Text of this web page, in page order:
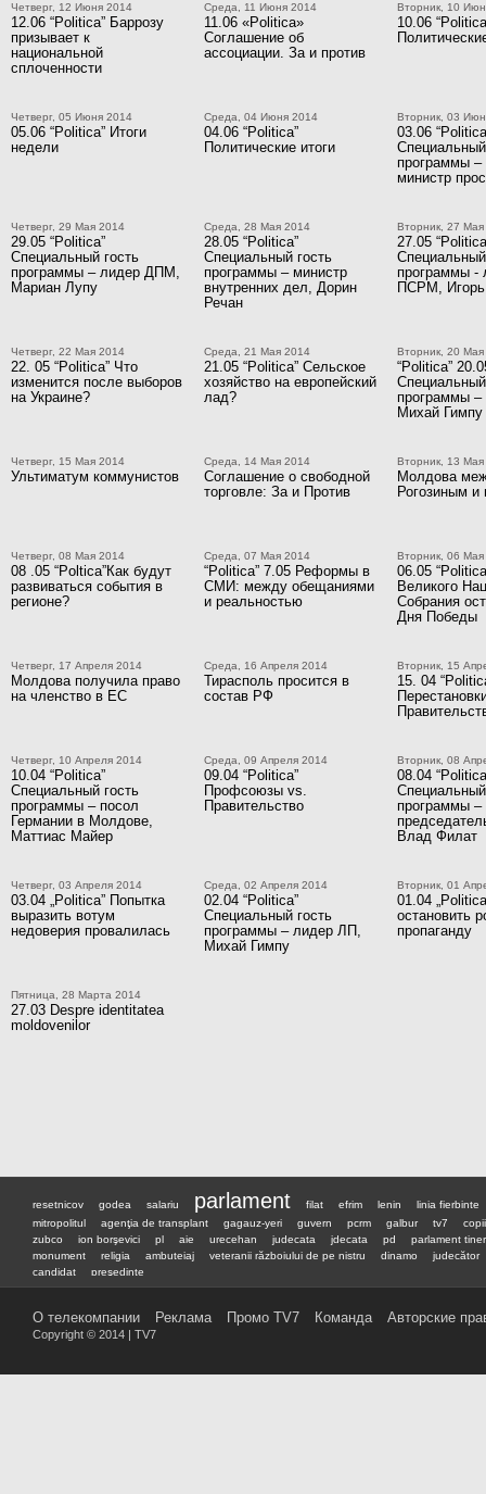
Четверг, 12 Июня 2014
12.06 “Politica” Баррозу
призывает к
национальной
сплоченности
Среда, 11 Июня 2014
11.06 «Politica»
Соглашение об
ассоциации. За и против
Вторник, 10
10.06
Четверг, 05 Июня 2014
05.06 “Politica” Итоги
недели
Среда, 04 Июня 2014
04.06 “Politica”
Политические итоги
Вторник, 03
03.06
Специальный
программы
министр
Четверг, 29 Мая 2014
29.05 “Politica”
Специальный гость
программы – лидер ДПМ,
Мариан Лупу
Среда, 28 Мая 2014
28.05 “Politica”
Специальный гость
программы – министр
внутренних дел, Дорин
Речан
Вторник, 27
27.05
Специальный
программы -
ПСРМ,
Четверг, 22 Мая 2014
22. 05 “Politica” Что
изменится после выборов
на Украине?
Среда, 21 Мая 2014
21.05 “Politica” Сельское
хозяйство на европейский
лад?
Вторник, 20
“Politica”
Специальный
программы
Михай Гимпу
Четверг, 15 Мая 2014
Ультиматум коммунистов
Среда, 14 Мая 2014
Соглашение о свободной
торговле: За и Против
Вторник, 13
Молдова
Рогозиным
Четверг, 08 Мая 2014
08 .05 “Poltica”Как будут
развиваться события в
регионе?
Среда, 07 Мая 2014
“Politica” 7.05 Реформы в
СМИ: между обещаниями
и реальностью
Вторник, 06
06.05
Великого
Собрания
Дня Победы
Четверг, 17 Апреля 2014
Молдова получила право
на членство в ЕС
Среда, 16 Апреля 2014
Тирасполь просится в
состав РФ
Вторник, 15
15. 04
Четверг, 10 Апреля 2014
10.04 “Politica”
Специальный гость
программы – посол
Германии в Молдове,
Маттиас Майер
Среда, 09 Апреля 2014
09.04 “Politica”
Профсоюзы vs.
Правительство
Вторник, 08
08.04
Специальный
программы –
Влад Филат
Четверг, 03 Апреля 2014
03.04 „Politica” Попытка
выразить вотум
недоверия провалилась
Среда, 02 Апреля 2014
02.04 “Politica”
Специальный гость
программы – лидер ЛП,
Михай Гимпу
Вторник, 01
01.04
остановить
пропаганду
Пятница, 28 Марта 2014
27.03 Despre identitatea
moldovenilor
resetnicov godea salariu parlament filat efrim lenin
linia fierbinte
mitropolitul
agenţia de transplant gagauz-yeri guvern pcrm galbur tv7
copii
zubco
ion borşevici pl aie urecehan judecata jdecata pd
parlament
monument
religia ambuteiaj veteranii războiului de pe nistru dinamo
judecător
candidat
preşedinte
О телекомпании Реклама Промо TV7 Команда Авторские
Copyright © 2014 | TV7